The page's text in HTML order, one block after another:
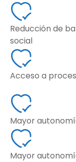
Reducción de
social
Acceso a
Mayor
Mayor